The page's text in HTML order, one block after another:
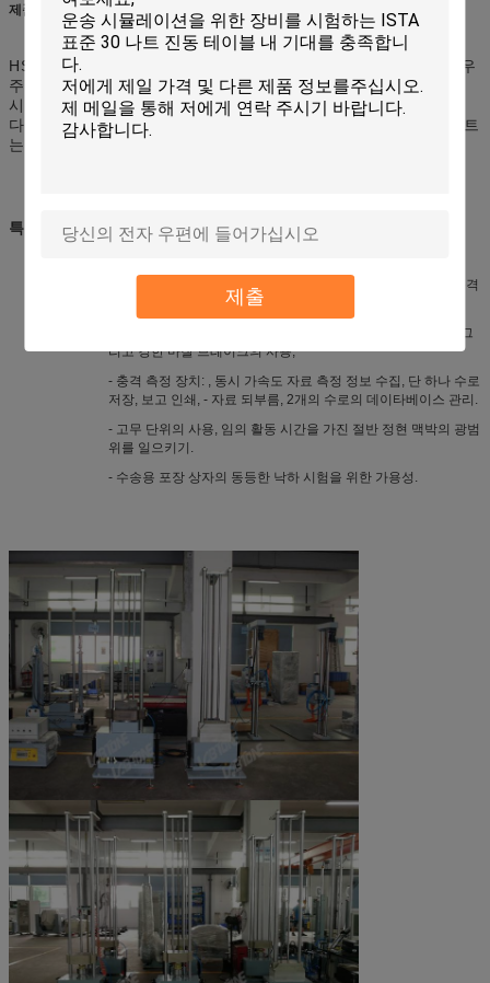
제출
제품 설명
HSKT 시리즈 충격 테스트 체계는 전자 제품, 건전지 제품, 항공 우
주, 배, 군 기업, 자동 부속 및 수송과 같은 분야에 있는 충격 저항
시험에 주로 적용 가능합니다. 절반 사인 파동, 톱니 파동 또는 사
다리꼴 파의 모양에 있는
. 충격 테스트
는 다른 파형 발전기를 선정해서 실행될 수 있습니다.
특징:
- 유압에게 들고 HP 유동성 제동을 사용하는 직접 투하 유형 충격
- 이차 충격 제동을 방지하는 압축 공기를 넣 유압에게 밀어주 그
리고 강한 마찰 브레이크의 사용;
- 충격 측정 장치: , 동시 가속도 자료 측정 정보 수집, 단 하나 수로
저장, 보고 인쇄, - 자료 되부름, 2개의 수로의 데이타베이스 관리.
- 고무 단위의 사용, 임의 활동 시간을 가진 절반 정현 맥박의 광범
위를 일으키기.
- 수송용 포장 상자의 동등한 낙하 시험을 위한 가용성.